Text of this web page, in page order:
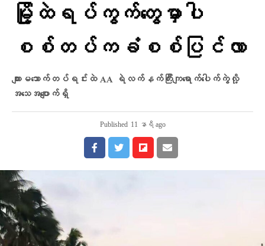
မြို့ထဲရပ်ကွက်တွေမှာပါ
စစ်တပ်ကခံစစ်ပြင်လာ
ကျားမသောက်တပ်ရင်းထဲ AA ရဲလက်နက်ကြီးကျရောက်ပေါက်ကွဲလို့
အသေအပျောက်ရှိ
Published 11 နာရီ ago